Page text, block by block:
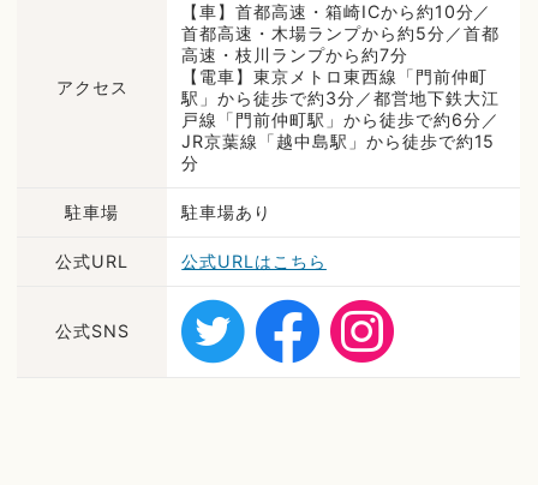
アクセス
【車】首都高速・箱崎ICから約10分／
首都高速・木場ランプから約5分／首都
高速・枝川ランプから約7分
【電車】東京メトロ東西線「門前仲町
駅」から徒歩で約3分／都営地下鉄大江
戸線「門前仲町駅」から徒歩で約6分／
JR京葉線「越中島駅」から徒歩で約15
分
駐車場 駐車場あり
公式URL 公式URLはこちら
公式SNS